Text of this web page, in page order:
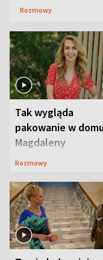
Rozmowy
Tak wygląda
pakowanie w
Magdaleny
Waligórskiej-
Rozmowy